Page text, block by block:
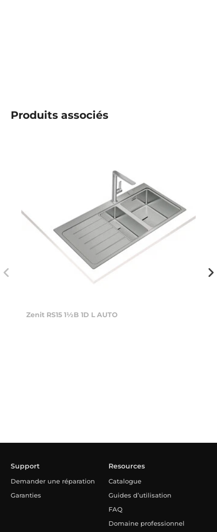
Produits associés
Zenit RS15 1½B 1D L AUTO
Support
Demander une réparation
Garanties
Resources
Catalogue
Guides d’utilisation
FAQ
Domaine professionnel